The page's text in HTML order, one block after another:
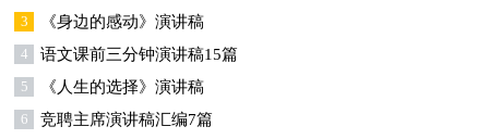
3 《身边的感动》演讲稿
4 语文课前三分钟演讲稿15篇
5 《人生的选择》演讲稿
6 竞聘主席演讲稿汇编7篇